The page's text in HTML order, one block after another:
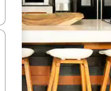
nach oben und unten